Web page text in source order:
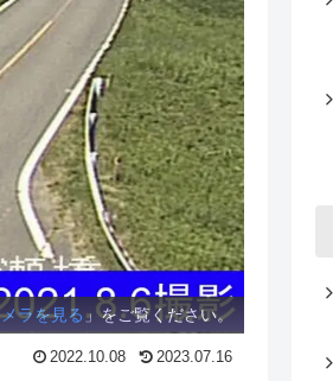
ラを見る 」をご覧ください。
2022.10.08 2023.07.16